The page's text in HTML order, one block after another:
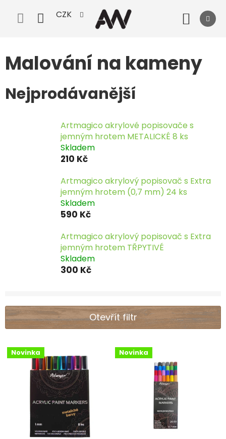
obsah
CZK
Malování na kameny
Nejprodávanější
Artmagico akrylové popisovače s
jemným hrotem METALICKÉ 8 ks
Skladem
210 Kč
Artmagico akrylový popisovač s Extra
jemným hrotem (0,7 mm) 24 ks
Skladem
590 Kč
Artmagico akrylový popisovač s Extra
jemným hrotem TŘPYTIVÉ
Skladem
300 Kč
Otevřít filtr
V
ýNovinka Novinka